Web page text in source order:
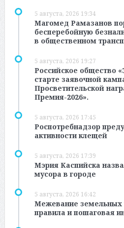
5 августа, 2026 19:34
Магомед Рамазанов
бесперебойную
в общественном
5 августа, 2026 19:27
Российское общество
старте заявочной
Просветительской
Премия-2026».
5 августа, 2026 17:45
Роспотребнадзор
активности клещей
5 августа, 2026 17:39
Мэрия Каспийска
мусора в городе
5 августа, 2026 16:42
Межевание земельных
правила и пошаговая